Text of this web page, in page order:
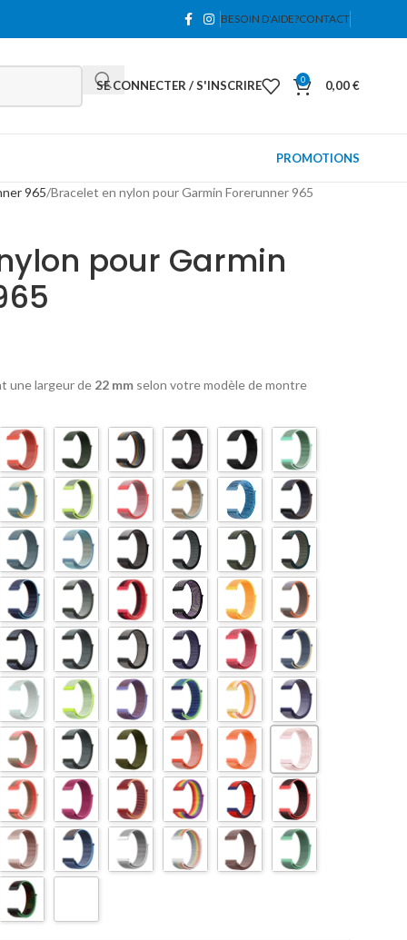
BESOIN D’AIDE?CONTACT
SE CONNECTER / S'INSCRIRE 0 0,00€
PROMOTIONS
965 Bracelet en nylon pour Garmin Forerunner 965
pour Garmin
une largeur de 22 mmselon votre modèle de montre